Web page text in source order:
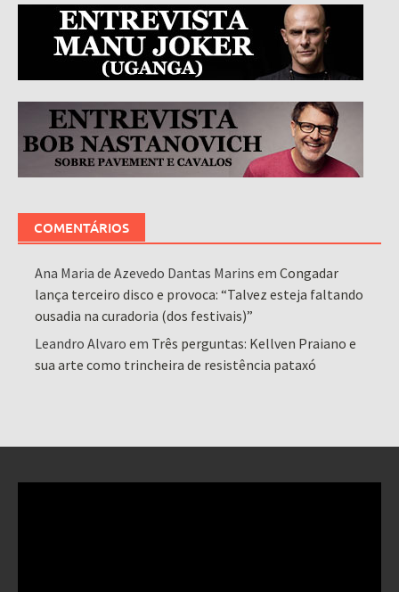
COMENTÁRIOS
Ana Maria de Azevedo Dantas Marins emCongadar
lança terceiro disco e provoca: “Talvez esteja faltando
ousadia na curadoria (dos festivais)”
Leandro Alvaro em Três perguntas: Kellven Praiano e
sua arte como trincheira de resistência pataxó